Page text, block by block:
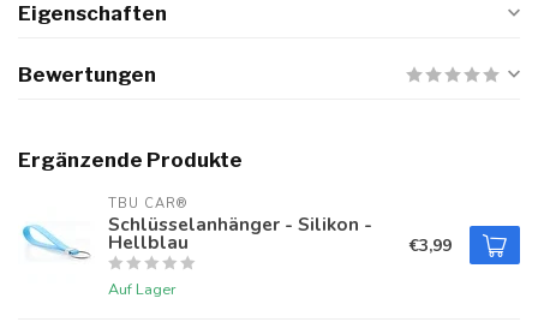
Eigenschaften
Bewertungen
Ergänzende Produkte
TBU CAR®
Schlüsselanhänger - Silikon -
Hellblau
Auf Lager
€3,99